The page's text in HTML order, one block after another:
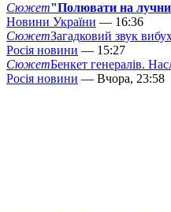
Сюжет"Полювати на
Новини України — 16:36
СюжетЗагадковий звук
Росія новини — 15:27
СюжетБенкет генералів.
Росія новини — Вчора, 23:58